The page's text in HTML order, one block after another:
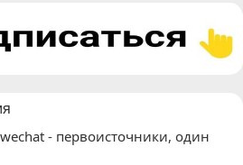
- первоисточники, один